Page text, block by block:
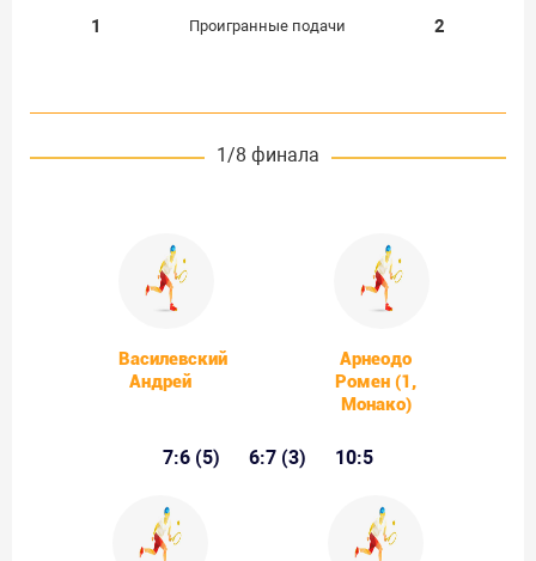
1
Проигранные подачи 2
1/8 финала
Василевский
Андрей
Арнеодо
Ромен (1,
Монако)
7:6 (5) 6:7 (3) 10:5